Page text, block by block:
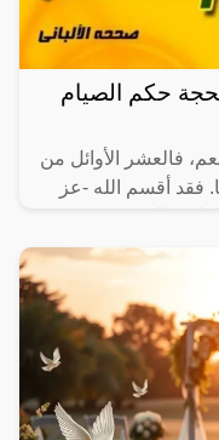
حكم الصيام
فالعشر الأوائل من
فقد أقسم الله -عز